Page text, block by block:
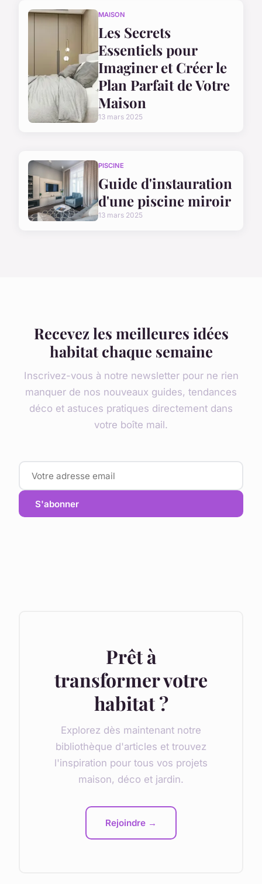
MAISON
Les Secrets
Essentiels pour
Imaginer et Créer le
Plan Parfait de Votre
Maison
13 mars 2025
PISCINE
Guide d'instauration
d'une piscine miroir
13 mars 2025
Recevez les meilleures idées
habitat chaque semaine
Inscrivez-vous à notre newsletter pour ne rien
manquer de nos nouveaux guides, tendances
déco et astuces pratiques directement dans
votre boîte mail.
S'abonner
Prêt à
transformer votre
habitat ?
Explorez dès maintenant notre
bibliothèque d'articles et trouvez
l'inspiration pour tous vos projets
maison, déco et jardin.
Rejoindre →